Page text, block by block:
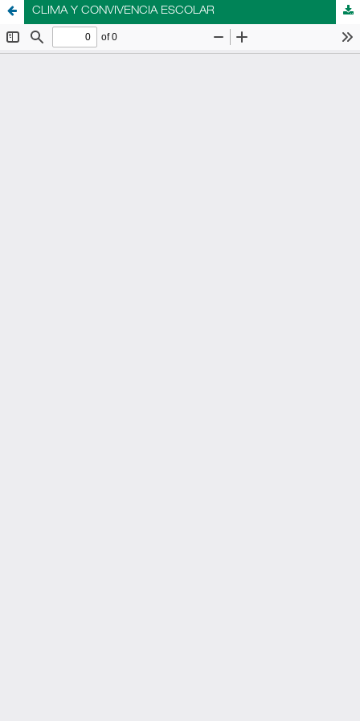
CLIMA Y CONVIVENCIA ESCOLAR